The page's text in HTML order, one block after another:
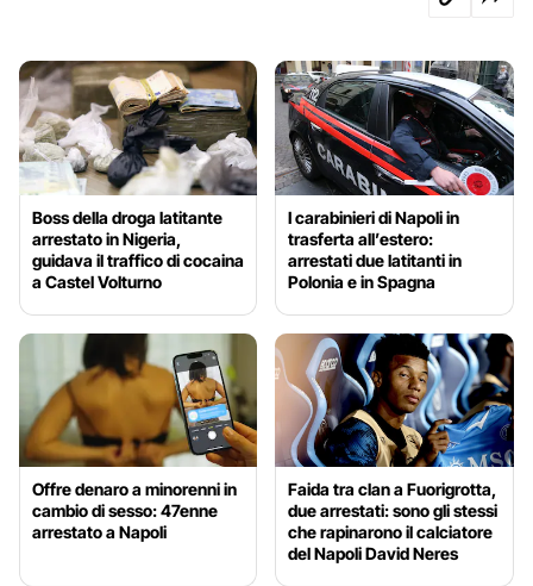
Boss della droga latitante
arrestato in Nigeria,
guidava il traffico di cocaina
a Castel Volturno
I carabinieri di Napoli in
trasferta all’estero:
arrestati due latitanti in
Polonia e in Spagna
Offre denaro a minorenni in
cambio di sesso: 47enne
arrestato a Napoli
Faida tra clan a Fuorigrotta,
due arrestati: sono gli stessi
che rapinarono il calciatore
del Napoli David Neres